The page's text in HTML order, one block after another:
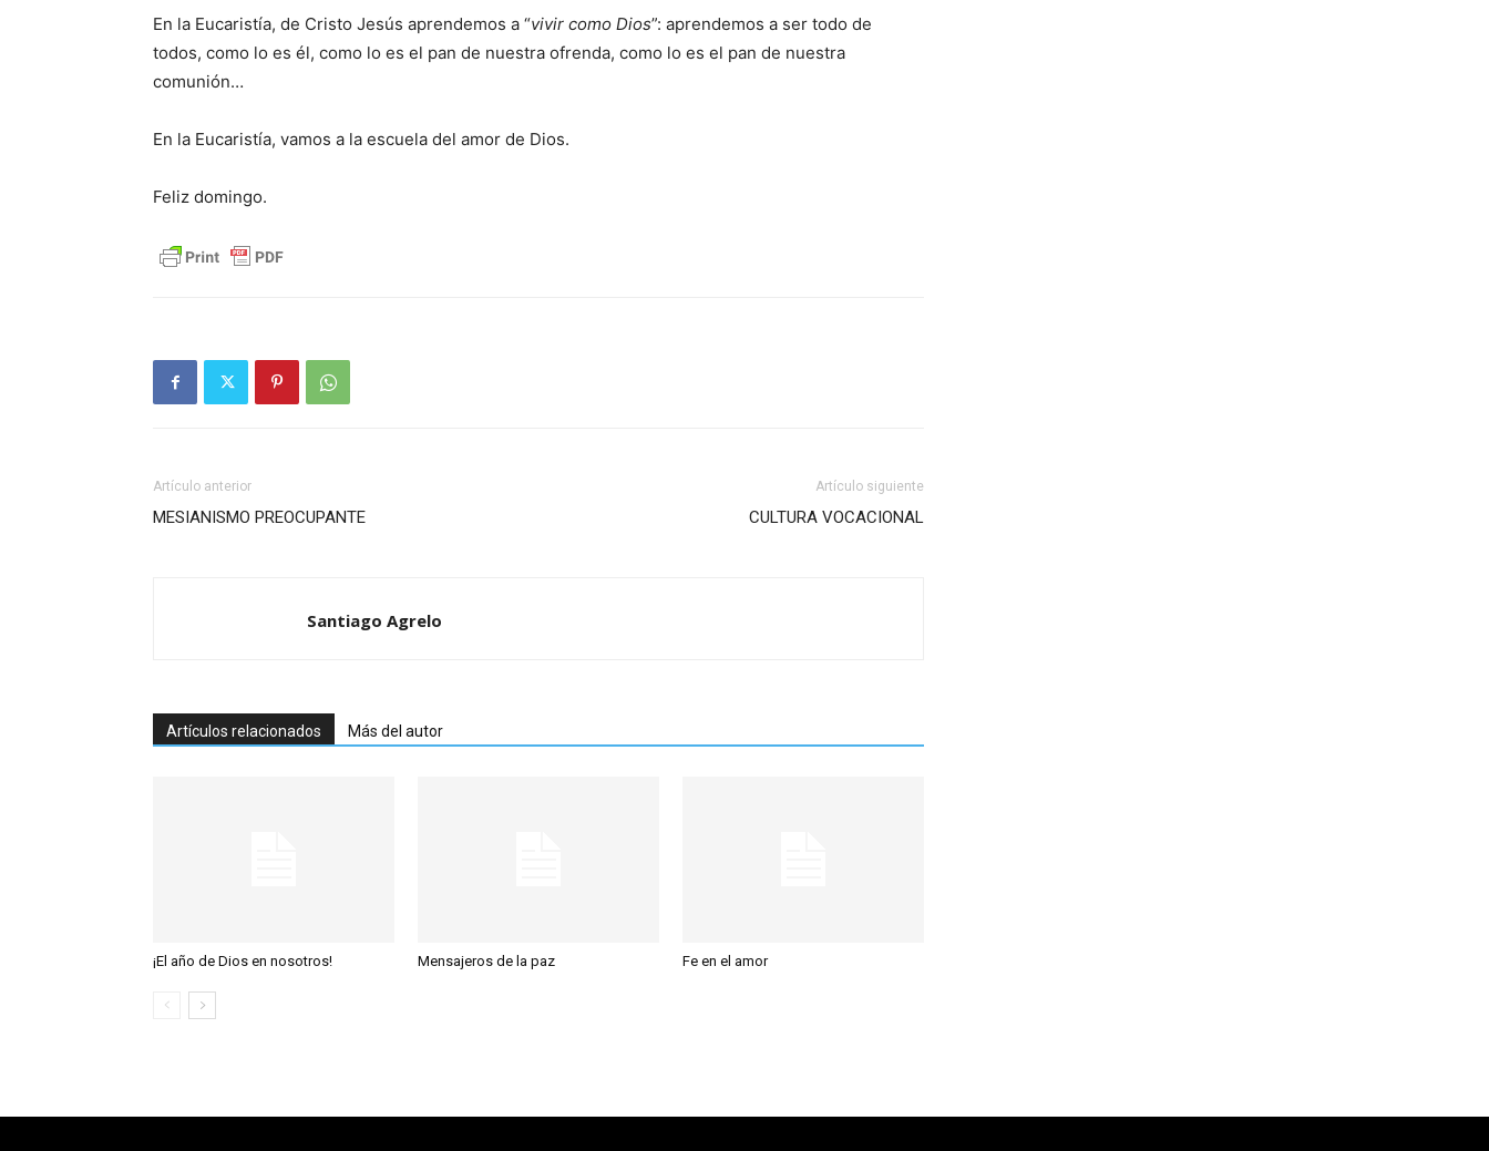
En la Eucaristía, de Cristo Jesús aprendemos a “vivir como Dios”: aprendemos a ser todo de
todos, como lo es él, como lo es el pan de nuestra ofrenda, como lo es el pan de nuestra
comunión…
En la Eucaristía, vamos a la escuela del amor de Dios.
Feliz domingo.
Artículo anterior
MESIANISMO PREOCUPANTE
Artículo siguiente
CULTURA VOCACIONAL
Santiago Agrelo
Artículos relacionados Más del autor
¡El año de Dios en nosotros! Mensajeros de la paz Fe en el amor